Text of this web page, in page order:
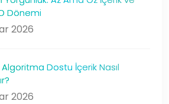
Dönemi
2026
Algoritma Dostu İçerik Nasıl
2026